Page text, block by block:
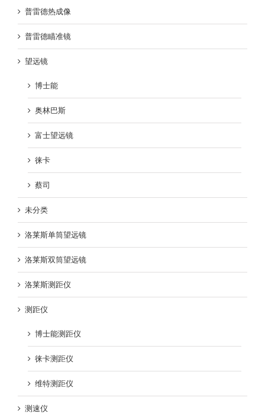
普雷德热成像
普雷德瞄准镜
望远镜
博士能
奥林巴斯
富士望远镜
徕卡
蔡司
未分类
洛莱斯单筒望远镜
洛莱斯双筒望远镜
洛莱斯测距仪
测距仪
博士能测距仪
徕卡测距仪
维特测距仪
测速仪